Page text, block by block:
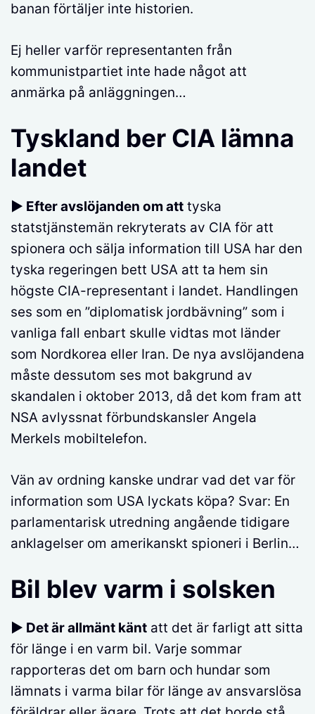
banan förtäljer inte historien.
Ej heller varför representanten från
kommunistpartiet inte hade något att
anmärka på anläggningen…
Tyskland ber CIA lämna
landet
► Efter avslöjanden om att tyska
statstjänstemän rekryterats av CIA för att
spionera och sälja information till USA har den
tyska regeringen bett USA att ta hem sin
högste CIA-representant i landet. Handlingen
ses som en ”diplomatisk jordbävning” som i
vanliga fall enbart skulle vidtas mot länder
som Nordkorea eller Iran. De nya avslöjandena
måste dessutom ses mot bakgrund av
skandalen i oktober 2013, då det kom fram att
NSA avlyssnat förbundskansler Angela
Merkels mobiltelefon.
Vän av ordning kanske undrar vad det var för
information som USA lyckats köpa? Svar: En
parlamentarisk utredning angående tidigare
anklagelser om amerikanskt spioneri i Berlin…
Bil blev varm i solsken
► Det är allmänt känt att det är farligt att sitta
för länge i en varm bil. Varje sommar
rapporteras det om barn och hundar som
lämnats i varma bilar för länge av ansvarslösa